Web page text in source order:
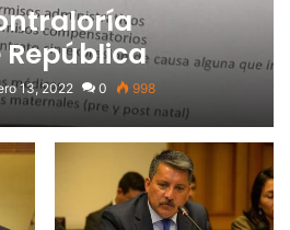
República
al
a
de
Honorarios
13, 2022 0 998